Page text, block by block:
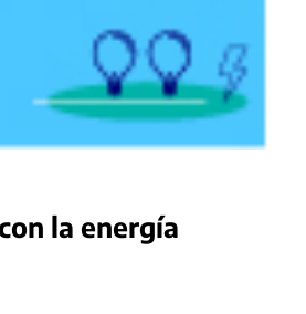
la energía